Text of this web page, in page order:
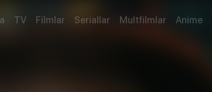
TV Filmlar Seriallar Multfilmlar Anime